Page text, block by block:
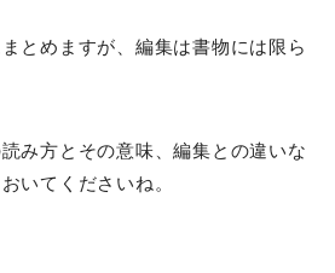
とめますが、編集は書物には限ら
み方とその意味、編集との違いな
いてくださいね。